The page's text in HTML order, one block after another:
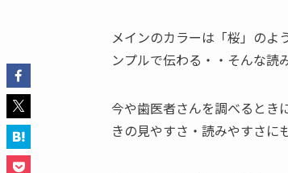
メインのカラーは「桜」のよ
ンプルで伝わる・・そんな読
今や歯医者さんを調べるとき
きの見やすさ・読みやすさに